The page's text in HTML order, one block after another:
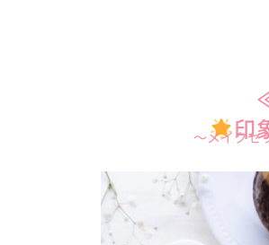
印
〜メイクセ